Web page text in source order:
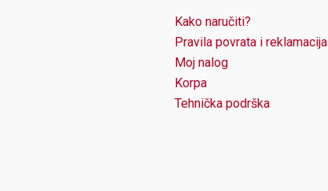
Kako naručiti?
Pravila povrata i reklamacija
Moj nalog
Korpa
Tehnička podrška